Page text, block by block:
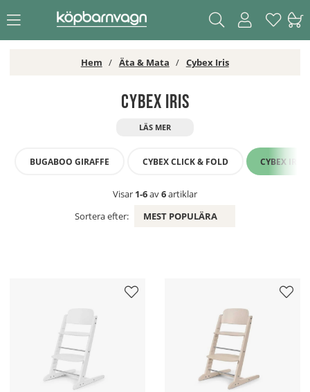
Hem Äta & Mata Cybex Iris
Cybex Iris
BUGABOO GIRAFFE CYBEX CLICK & FOLD CYBEX IRIS
Visar 1-6av6artiklar
Sortera efter:
MEST POPULÄRA